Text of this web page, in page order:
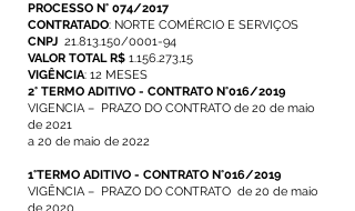
PROCESSO N° 074/2017
CONTRATADO: NORTE COMÉRCIO E SERVIÇOS
CNPJ 21.813.150/0001-94
VALOR TOTAL R$ 1.156.273,15
VIGÊNCIA: 12 MESES
2° TERMO ADITIVO - CONTRATO N°016/2019
VIGENCIA – PRAZO DO CONTRATO de 20 de maio
de 2021
a 20 de maio de 2022
1°TERMO ADITIVO - CONTRATO N°016/2019
VIGÊNCIA – PRAZO DO CONTRATO de 20 de maio